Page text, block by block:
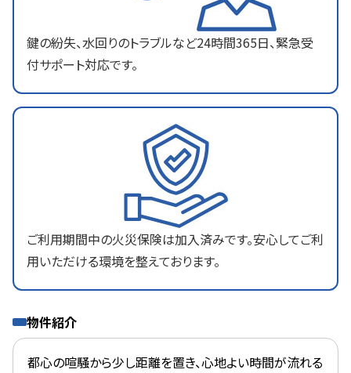
鍵の紛失、水回りのトラブルなど24時間365日、緊急受
付サポート対応です。
ご利用期間中の火災保険は加入済みです。安心してご利
用いただける環境を整えております。
物件紹介
都心の喧騒から少し距離を置き、心地よい時間が流れる